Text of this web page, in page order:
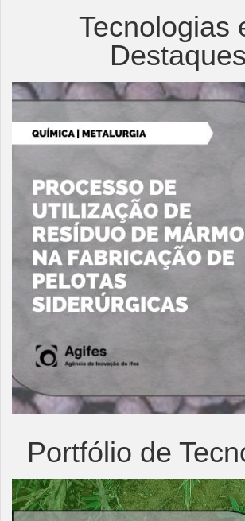
Tecnologias
Destaques
Portfólio de